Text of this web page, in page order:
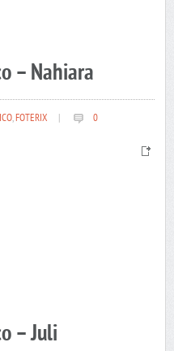
– Nahiara
,FOTERIX 0
– Juli